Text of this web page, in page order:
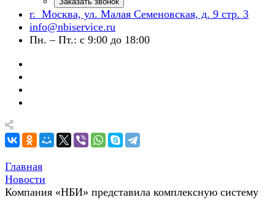
г. Москва, ул. Малая Семеновская, д. 9 стр. 3
info@nbiservice.ru
Пн. – Пт.: с 9:00 до 18:00
Главная
Новости
Компания «НБИ» представила комплексную систему